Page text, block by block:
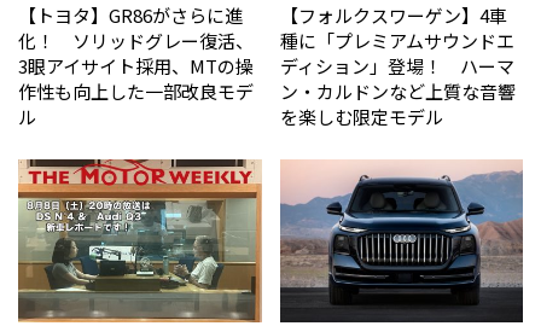
【トヨタ】GR86がさらに進
化！ ソリッドグレー復活、
3眼アイサイト採用、MTの操
作性も向上した一部改良モデ
ル
【フォルクスワーゲン】4車
種に「プレミアムサウンドエ
ディション」登場！ ハーマ
ン・カルドンなど上質な音響
を楽しむ限定モデル